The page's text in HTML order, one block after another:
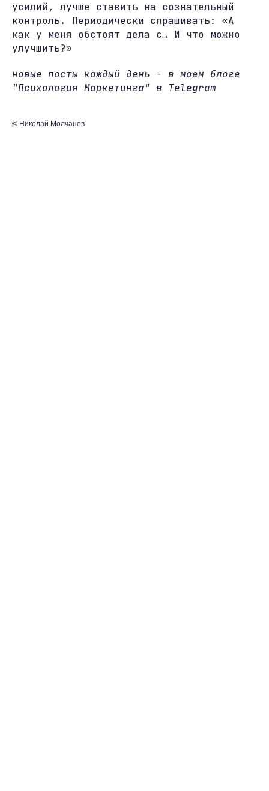
усилий, лучше ставить на сознательный
контроль. Периодически спрашивать: «А
как у меня обстоят дела с… И что можно
улучшить?»
новые посты каждый день - в моем блоге
"Психология Маркетинга" в Telegram
© Николай Молчанов